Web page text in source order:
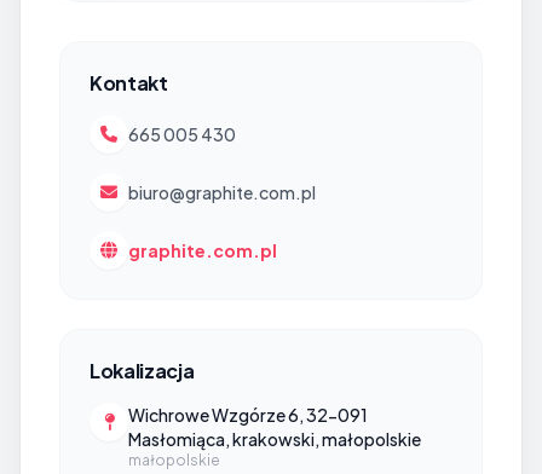
Kontakt
665 005 430
biuro@graphite.com.pl
graphite.com.pl
Lokalizacja
Wichrowe Wzgórze 6, 32-091
Masłomiąca, krakowski, małopolskie
małopolskie